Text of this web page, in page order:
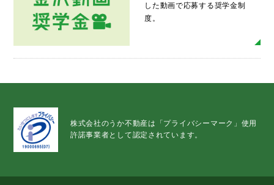
した動画で応募する奨学金制
度。
株式会社のうか不動産は「プライバシーマーク」使用
許諾事業者として認定されています。